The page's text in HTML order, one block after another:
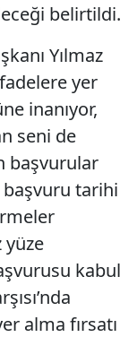
belirtildi.
Yılmaz
yer
inanıyor,
seni de
başvurular
başvuru tarihi
yüze
kabul
alma fırsatı